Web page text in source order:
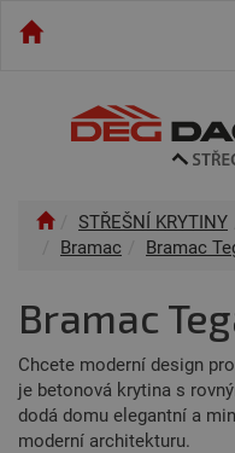
STŘEŠNÍ KRYTINY
Bramac
Bramac
Bramac
Chcete moderní design
je betonová krytina s
dodá domu elegantní a
moderní architekturu.